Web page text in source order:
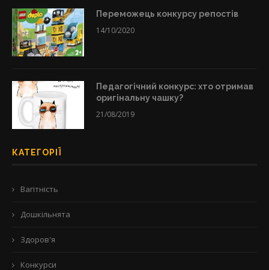
Переможець конкурсу репостів
14/10/2020
Педагогічний конкурс: хто отримав
оригінальну чашку?
21/08/2019
КАТЕГОРІЇ
Вагітність
Дошкільнята
Здоров'я
Конкурси